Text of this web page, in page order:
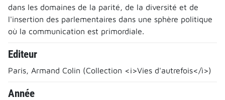
dans les domaines de la parité, de la diversité et de
l'insertion des parlementaires dans une sphère politique
où la communication est primordiale.
Editeur
Paris, Armand Colin (Collection <i>Vies d'autrefois</i>)
Année